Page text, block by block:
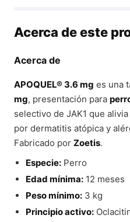
Acerca de este
Acerca de
APOQUEL® 3.6 mg es una
mg, presentación para
selectivo de JAK1 que
por dermatitis atópica y
Fabricado por Zoetis.
Especie:Perro
Edad mínima:12 meses
Peso mínimo:3 kg
Principio activo: